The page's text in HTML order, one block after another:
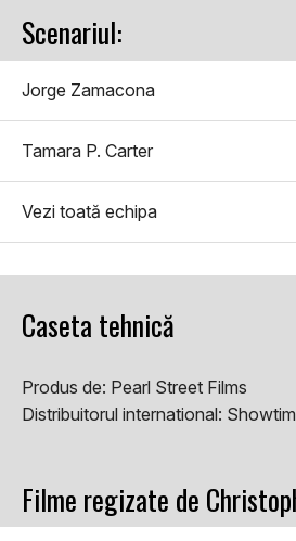
Scenariul:
Jorge Zamacona
Tamara P. Carter
Vezi toată echipa
Caseta tehnică
Produs de: Pearl Street Films
Distribuitorul international:
Filme regizate de